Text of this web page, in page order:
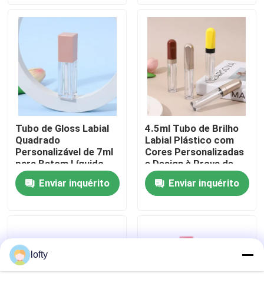
Vídeos
Sobre nós
Excursão da fábrica
Controle da qualidade
Contacte-nos
Casos
Tubo de Gloss Labial
Quadrado
Personalizável de 7ml
para Batom Líquido
Enviar inquérito
4.5ml Tubo de Brilho
Labial Plástico com
Cores Personalizadas
e Design à Prova de
Vazamento para
Produtos de Cuidados
Labiais
Enviar inquérito
lofty